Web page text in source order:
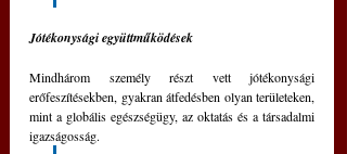
Jótékonysági együttműködések
Mindhárom személy részt vett jótékonysági
erőfeszítésekben, gyakran átfedésben olyan területeken,
mint a globális egészségügy, az oktatás és a társadalmi
igazságosság.